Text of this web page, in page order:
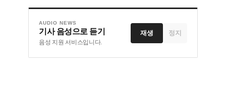
AUDIO NEWS
기사 음성으로 듣기
음성 지원 서비스입니다.
재생 정지